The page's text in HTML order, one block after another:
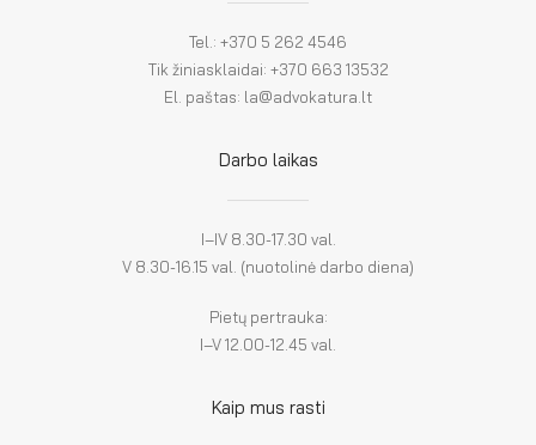
Tel.: +370 5 262 4546
Tik žiniasklaidai: +370 663 13532
El. paštas: la@advokatura.lt
Darbo laikas
I–IV 8.30-17.30 val.
V 8.30-16.15 val. (nuotolinė darbo diena)
Pietų pertrauka:
I–V 12.00-12.45 val.
Kaip mus rasti